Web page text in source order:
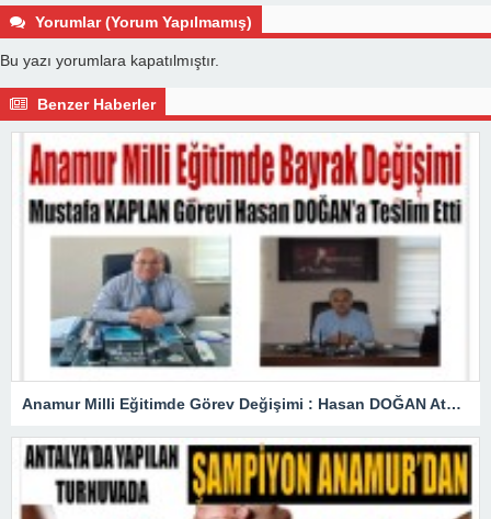
Yorumlar (Yorum Yapılmamış)
Bu yazı yorumlara kapatılmıştır.
Benzer Haberler
Anamur Milli Eğitimde Görev Değişimi : Hasan DOĞAN Atandı